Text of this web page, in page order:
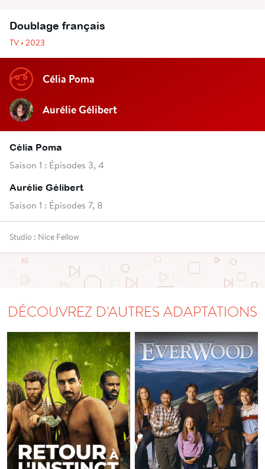
Doublage français
TV • 2023
Célia Poma
Aurélie Gélibert
Célia Poma
Saison 1 : Épisodes 3, 4
Aurélie Gélibert
Saison 1 : Épisodes 7, 8
Studio : Nice Fellow
DÉCOUVREZ D'AUTRES ADAPTATIONS